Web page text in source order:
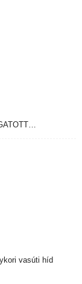
vasúti híd